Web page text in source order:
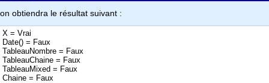
on obtiendra le résultat suivant :
X = Vrai
Date() = Faux
TableauNombre = Faux
TableauChaine = Faux
TableauMixed = Faux
Chaine = Faux